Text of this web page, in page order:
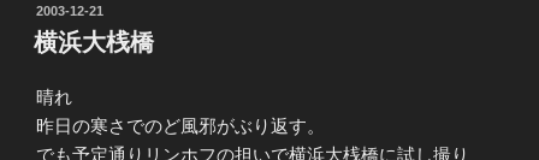
投
稿
日:
2003-12-21
横浜大桟橋
晴れ
昨日の寒さでのど風邪がぶり返す。
でも予定通りリンホフの担いで横浜大桟橋に試し撮り